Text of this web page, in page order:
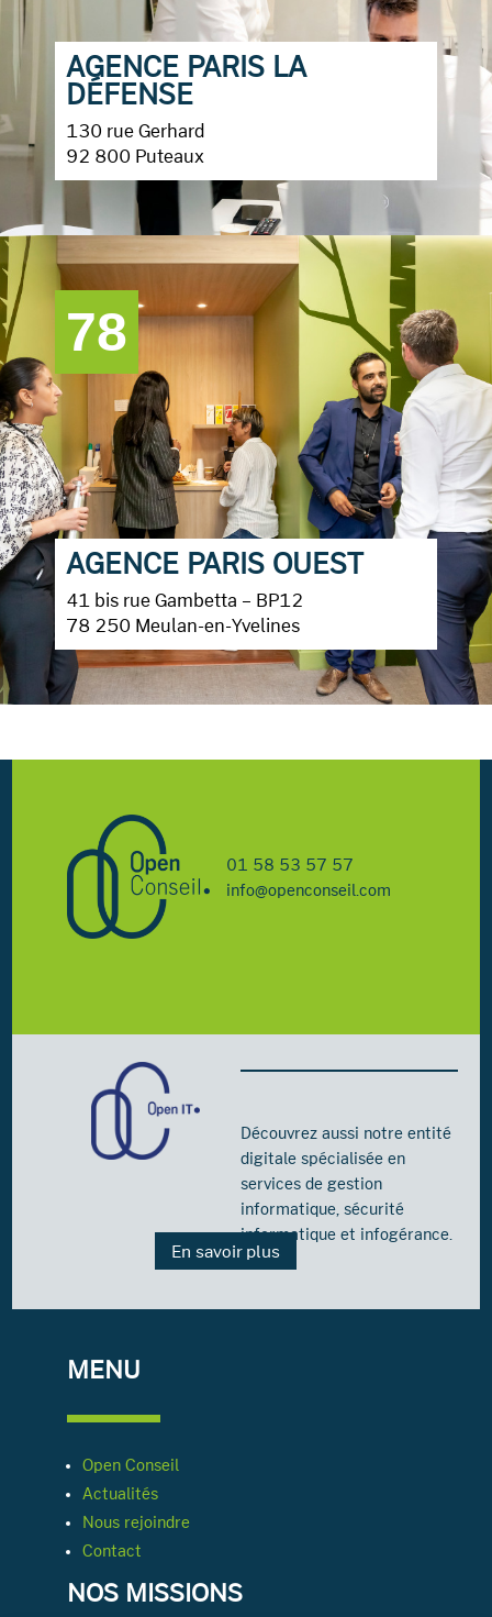
AGENCE PARIS LA
DÉFENSE
130 rue Gerhard
92 800 Puteaux
78
AGENCE PARIS OUEST
41 bis rue Gambetta – BP12
78 250 Meulan-en-Yvelines
01 58 53 57 57
info@openconseil.com
Découvrez aussi notre entité
digitale spécialisée en
services de gestion
informatique, sécurité
informatique et infogérance.
En savoir plus
MENU
Open Conseil
Actualités
Nous rejoindre
Contact
NOS MISSIONS